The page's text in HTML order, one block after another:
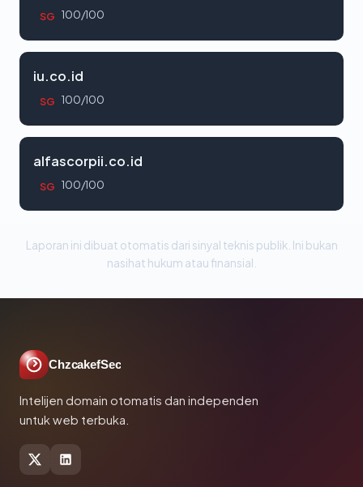
SG 100/100
iu.co.id
SG 100/100
alfascorpii.co.id
SG 100/100
Laporan ini dibuat otomatis dari sinyal teknis publik. Ini bukan
nasihat hukum atau finansial.
ChzcakefSec
Intelijen domain otomatis dan independen
untuk web terbuka.